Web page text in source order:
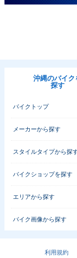
沖縄のバイク
探す
バイクトップ
メーカーから探す
スタイルタイプから探
バイクショップを探す
エリアから探す
バイク画像から探す
利用規約